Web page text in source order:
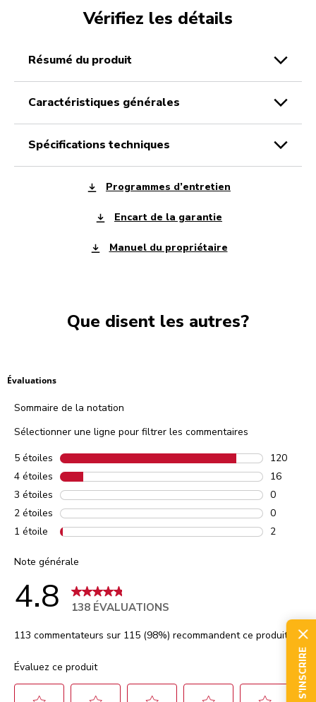
Vérifiez les détails
résumé du produit
caractéristiques générales
spécifications techniques
Programmes d’entretien
Encart de la garantie
Manuel du propriétaire
Que disent les autres?
Évaluations
Sommaire de la notation
Sélectionner une ligne pour filtrer les commentaires
5 étoiles étoiles
120
120
4 étoiles étoiles
16
16
3 étoiles étoiles
0
0
2 étoiles étoiles
0
0
1 étoile étoiles
2
Note générale
4.8 138 ÉVALUATIONS
113 commentateurs sur 115 (98%) recommandent ce produit
Évaluez ce produit S'INSCRIRE